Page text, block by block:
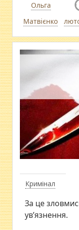
Ольга
Матвієнко
Кримінал
За це
ув’язнення.